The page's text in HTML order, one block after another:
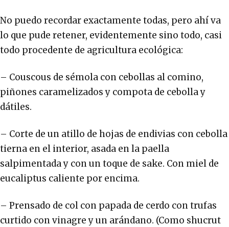
No puedo recordar exactamente todas, pero ahí va
lo que pude retener, evidentemente sino todo, casi
todo procedente de agricultura ecológica:
– Couscous de sémola con cebollas al comino,
piñones caramelizados y compota de cebolla y
dátiles.
– Corte de un atillo de hojas de endivias con cebolla
tierna en el interior, asada en la paella
salpimentada y con un toque de sake. Con miel de
eucaliptus caliente por encima.
– Prensado de col con papada de cerdo con trufas
curtido con vinagre y un arándano. (Como shucrut